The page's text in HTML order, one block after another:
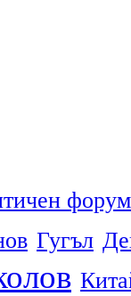
форум
Гугъл